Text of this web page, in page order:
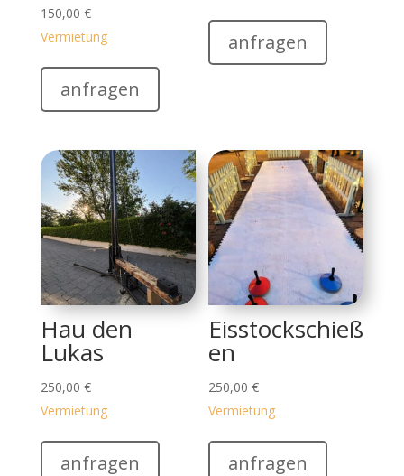
150,00 €
Vermietung
anfragen
anfragen
Hau den
Lukas
250,00 €
Vermietung
anfragen
Eisstockschieß
en
250,00€
Vermietung
anfragen